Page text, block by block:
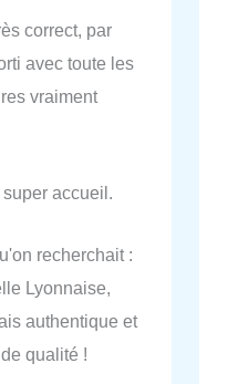
correct, par
avec toute les
vraiment
accueil.
recherchait :
Lyonnaise,
authentique et
qualité !